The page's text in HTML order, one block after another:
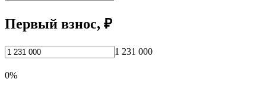
Первый взнос, ₽
1 231 000
0%